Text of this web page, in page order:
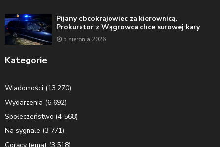
Pijany obcokrajowiec za kierownicą.
Prokurator z Wągrowca chce surowej kary
5 sierpnia 2026
Kategorie
Wiadomości (13 270)
Wydarzenia (6 692)
Społeczeństwo (4 568)
Na sygnale (3 771)
Gorący temat(3 518)